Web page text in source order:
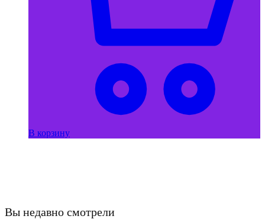
В корзину
Вы недавно смотрели